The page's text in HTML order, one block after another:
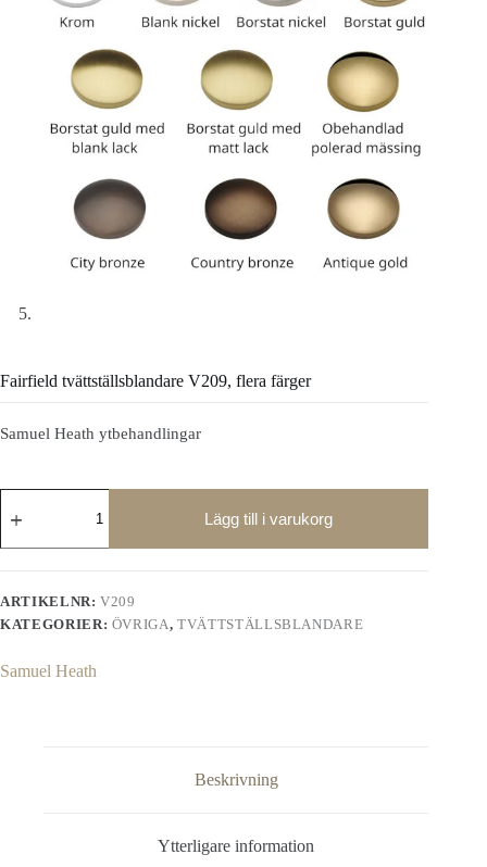
Fairfield tvättställsblandare V209, flera färger
Samuel Heath ytbehandlingar
tvättställsblandare
flera
Lägg till i varukorg
ARTIKELNR:V209
KATEGORIER: ÖVRIGA,TVÄTTSTÄLLSBLANDARE
Samuel Heath
Beskrivning
Ytterligare information